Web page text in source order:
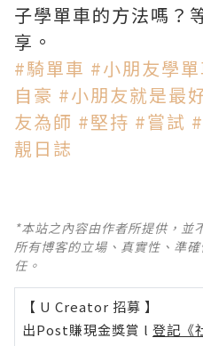
子學單車的方法嗎？
享。
#騎單車 #小朋友學單
自豪 #小朋友就是最
友為師 #堅持 #嘗試 #
靚日誌
*本站之內容由作者所提供，並
所有博客的立場、真實性、準
任。
【 U Creator 招募 】
出Post賺現金獎賞 l 登記《